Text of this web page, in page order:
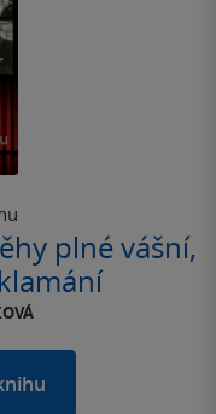
plné vášní,